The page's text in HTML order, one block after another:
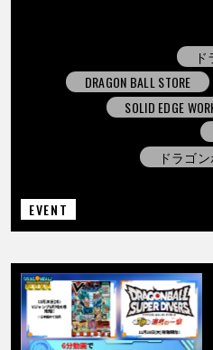
DRAGON BALL STORE
SOLID EDGE
ドラゴ
EVENT